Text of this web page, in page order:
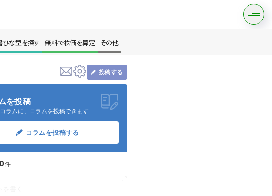
価を算定
と相談とは？
ひな型を探す 無料で株価を算定 その他
投稿する
を投稿
ラムに、コラムを投稿できます
コラムを投稿する
0